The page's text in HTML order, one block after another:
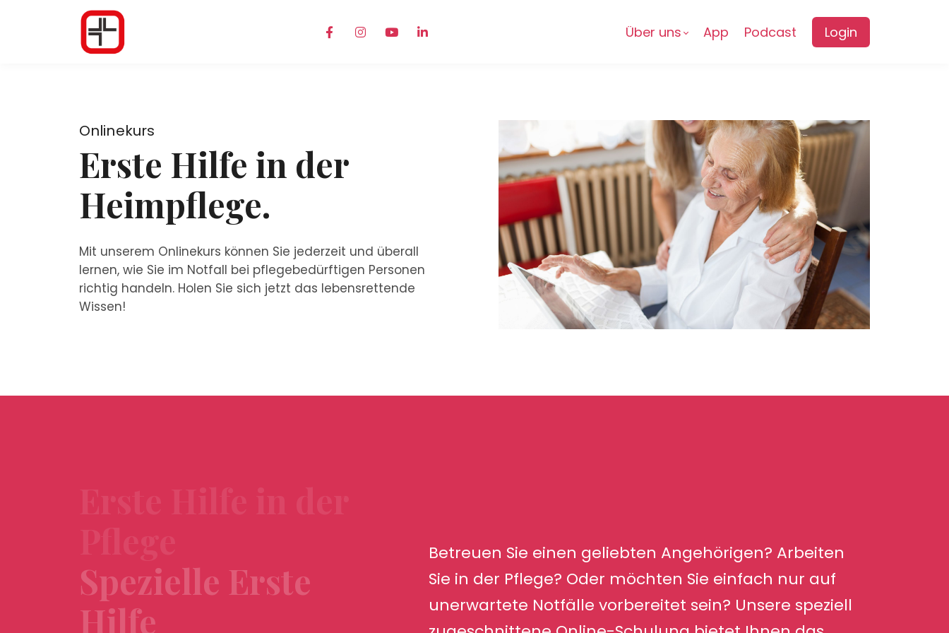
Über uns App Podcast Login
Onlinekurs
Erste Hilfe in der
Heimpflege.
Mit unserem Onlinekurs können Sie jederzeit und überall
lernen, wie Sie im Notfall bei pflegebedürftigen Personen
richtig handeln. Holen Sie sich jetzt das lebensrettende
Wissen!
Spezielle Erste
Hilfe
Betreuen Sie einen geliebten Angehörigen? Arbeiten
Sie in der Pflege? Oder möchten Sie einfach nur auf
unerwartete Notfälle vorbereitet sein? Unsere speziell